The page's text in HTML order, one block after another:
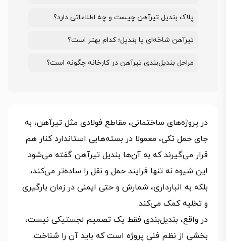
پلاک بندیل تیرآهن چیست و چه اطلاعاتی دارد؟
تیرآهن شاخه‌ای یا بندیل؛ کدام بهتر است؟
مراحل بندیل‌بندی تیرآهن در کارخانه چگونه است؟
در پروژه‌های ساختمانی، مقاطع فولادی مثل تیرآهن، به‌
جای حمل تکی، معمولا در بسته‌هایی استاندارد کنار هم
قرار می‌گیرند که به آن‌ها بندیل تیرآهن گفته می‌شود.
این شیوه نه‌ تنها فرایند حمل‌ و نقل را ساده‌تر می‌کند،
بلکه به انبارداری، شمارش و حتی ایمنی در زمان بارگیری
و تخلیه کمک می‌کند.
در واقع، بندیل‌بندی فقط یک تصمیم لجستیکی نیست،
بخشی از نظم فنی پروژه است که باید آن را شناخت.